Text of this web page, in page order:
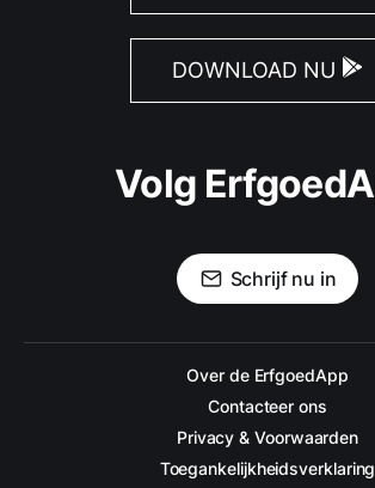
DOWNLOAD NU
Volg
Schrijf nu in
Over de ErfgoedApp
Contacteer ons
Privacy & Voorwaarden
Toegankelijkheidsverklaring